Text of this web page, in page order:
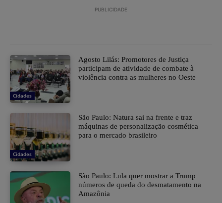
PUBLICIDADE
Cidades
Agosto Lilás: Promotores de Justiça
participam de atividade de combate à
violência contra as mulheres no Oeste
Cidades
São Paulo: Natura sai na frente e traz
máquinas de personalização cosmética
para o mercado brasileiro
São Paulo: Lula quer mostrar a Trump
números de queda do desmatamento na
Amazônia